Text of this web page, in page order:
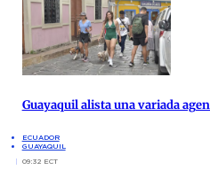
Guayaquil alista una variada
ECUADOR
GUAYAQUIL
09:32 ECT